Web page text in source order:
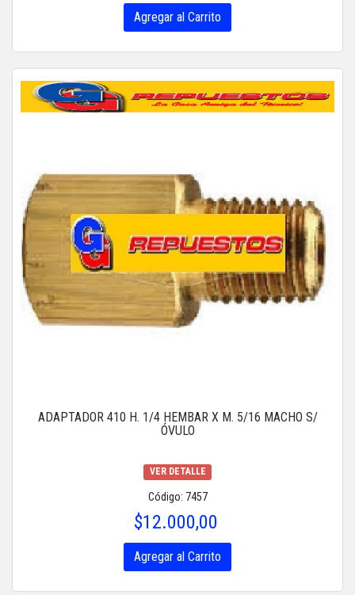
Agregar al Carrito
ADAPTADOR 410 H. 1/4 HEMBAR X M. 5/16 MACHO S/
ÓVULO
VER DETALLE
Código: 7457
$12.000,00
Agregar al Carrito